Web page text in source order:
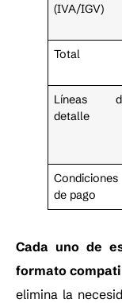
(IVA/IGV)
Total
Líneas
detalle
Condiciones
de pago
Cada uno de
formato
elimina la